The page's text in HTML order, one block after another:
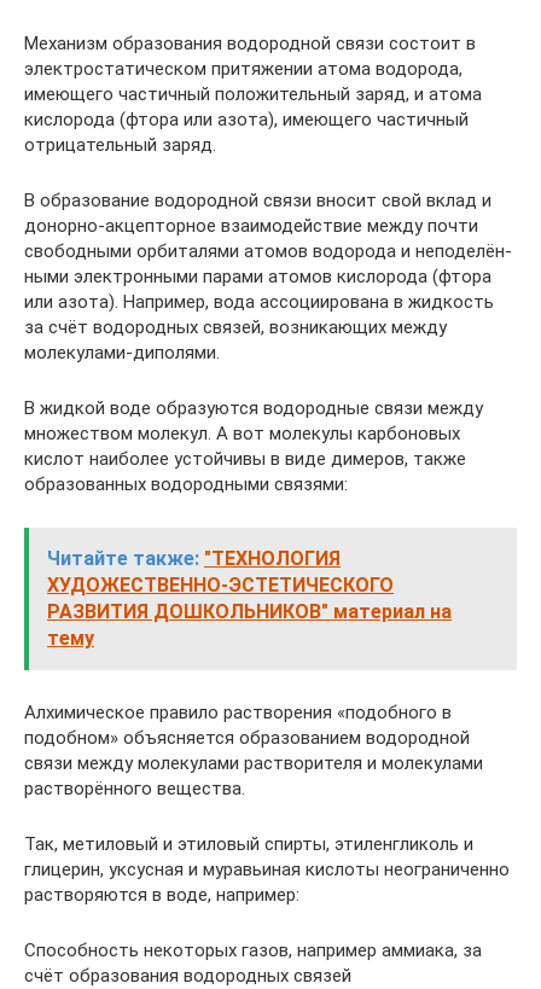
Механизм образования водородной связи состоит в
электростатическом притяжении атома водорода,
имеющего частичный положительный заряд, и атома
кислорода (фтора или азота), имеющего частичный
отрицательный заряд.
В образование водородной связи вносит свой вклад и
донорно-акцепторное взаимодействие между почти
свободными орбиталями атомов водорода и неподелён-
ными электронными парами атомов кислорода (фтора
или азота). Например, вода ассоциирована в жидкость
за счёт водородных связей, возникающих между
молекулами-диполями.
В жидкой воде образуются водородные связи между
множеством молекул. А вот молекулы карбоновых
кислот наиболее устойчивы в виде димеров, также
образованных водородными связями:
Читайте также: "ТЕХНОЛОГИЯ
ХУДОЖЕСТВЕННО-ЭСТЕТИЧЕСКОГО
РАЗВИТИЯ ДОШКОЛЬНИКОВ" материал на
тему
Алхимическое правило растворения «подобного в
подобном» объясняется образованием водородной
связи между молекулами растворителя и молекулами
растворённого вещества.
Так, метиловый и этиловый спирты, этиленгликоль и
глицерин, уксусная и муравьиная кислоты неограниченно
растворяются в воде, например:
Способность некоторых газов, например аммиака, за
счёт образования водородных связей